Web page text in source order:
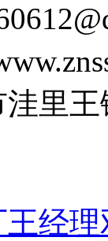
里
经